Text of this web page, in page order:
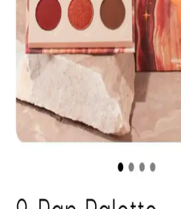
Koyu Göz Altı Morluklarını
Düzelticiler ve Kapatıcıların Etkili
Koyu göz altı morlukları için şeftali ve
tam kapatıcılık sağlayan ürünlerin kullanımı,
teknikleri ve önerilen markalar detaylı şekilde
Kapatıcı ve Fondöten Arasındaki
Başlangıç İçin Kapatıcının
Kapatıcı ve fondöten arasındaki temel farklar,
uygulama zorlukları makyaj başlangıcında
Doğal Dudaklar İçin Uygun